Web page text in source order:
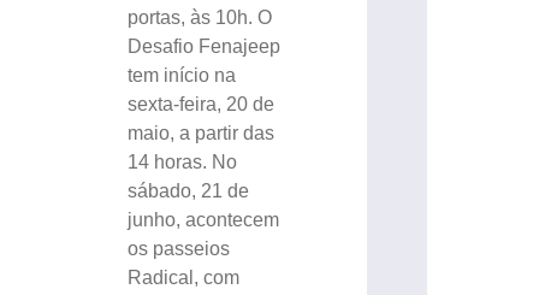
portas, às 10h. O
Desafio Fenajeep
tem início na
sexta-feira, 20 de
maio, a partir das
14 horas. No
sábado, 21 de
junho, acontecem
os passeios
Radical, com